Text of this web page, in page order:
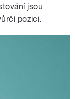
jsou
pozici.